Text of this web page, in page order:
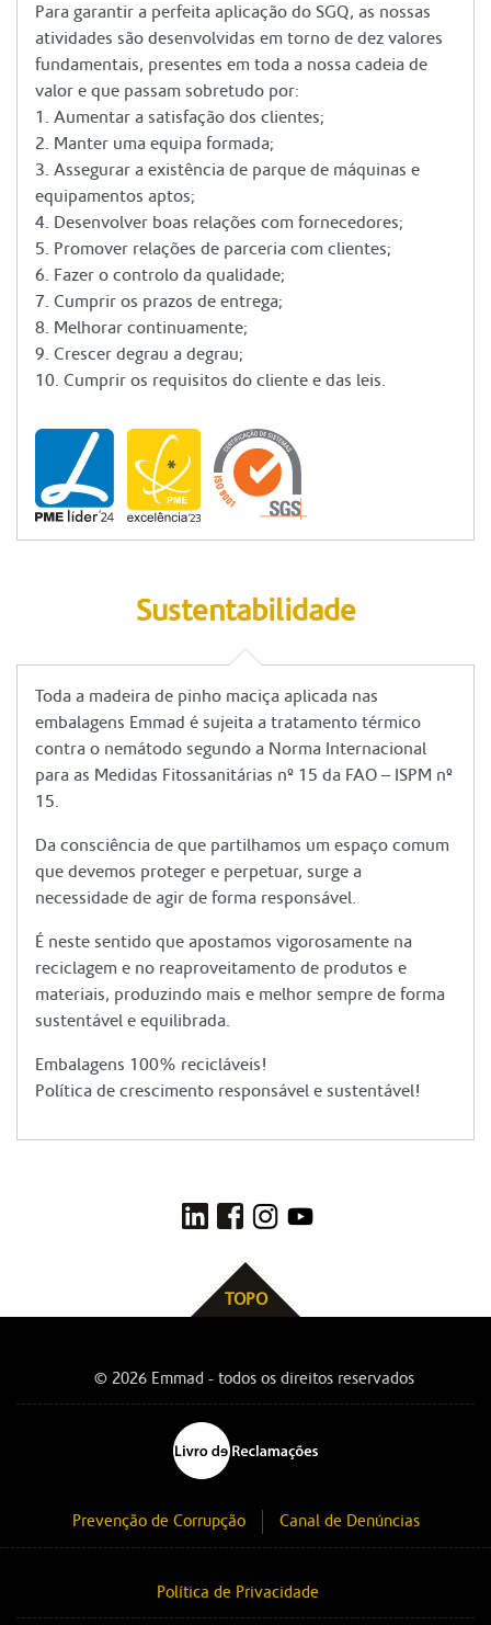
Para garantir a perfeita aplicação do SGQ, as nossas
atividades são desenvolvidas em torno de dez valores
fundamentais, presentes em toda a nossa cadeia de
valor e que passam sobretudo por:
1. Aumentar a satisfação dos clientes;
2. Manter uma equipa formada;
3. Assegurar a existência de parque de máquinas e
equipamentos aptos;
4. Desenvolver boas relações com fornecedores;
5. Promover relações de parceria com clientes;
6. Fazer o controlo da qualidade;
7. Cumprir os prazos de entrega;
8. Melhorar continuamente;
9. Crescer degrau a degrau;
10. Cumprir os requisitos do cliente e das leis.
Sustentabilidade
Toda a madeira de pinho maciça aplicada nas
embalagens Emmad é sujeita a tratamento térmico
contra o nemátodo segundo a Norma Internacional
para as Medidas Fitossanitárias nº 15 da FAO – ISPM nº
15.
Da consciência de que partilhamos um espaço comum
que devemos proteger e perpetuar, surge a
necessidade de agir de forma responsável.
É neste sentido que apostamos vigorosamente na
reciclagem e no reaproveitamento de produtos e
materiais, produzindo mais e melhor sempre de forma
sustentável e equilibrada.
Embalagens 100% recicláveis!
Política de crescimento responsável e sustentável!
TOPO
© 2026 Emmad - todos os direitos reservados
Prevenção de Corrupção Canal de Denúncias
Política de Privacidade